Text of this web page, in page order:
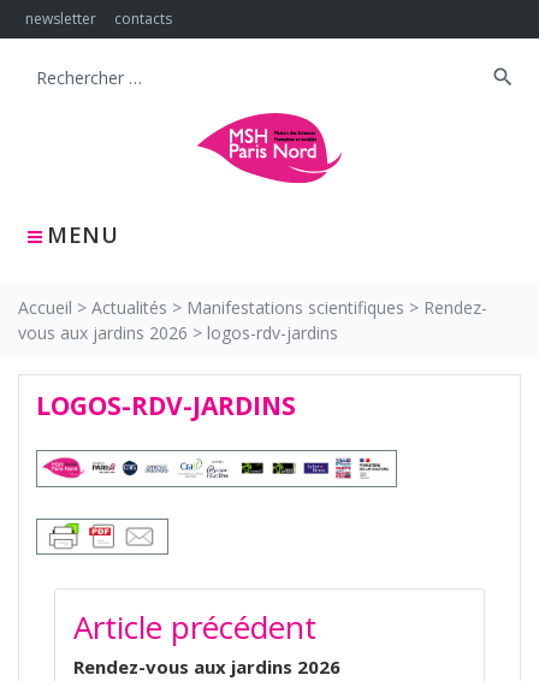
Skip
to
newsletter contacts
MENU
Search
search
Accueil > Actualités > Manifestations scientifiques > Rendez-
vous aux jardins 2026 > logos-rdv-jardins
LOGOS-RDV-JARDINS
NAVIGATION
DE
L’ARTICLE
Article précédent
Rendez-vous aux jardins 2026